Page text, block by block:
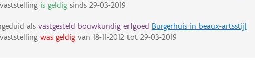
is geldigsinds 29-03-2019
als vastgesteld bouwkundig erfgoed Burgerhuis in beaux-artsstijl
was geldigvan 18-11-2012tot 29-03-2019